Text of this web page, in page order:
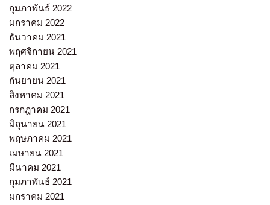
กุมภาพันธ์ 2022
มกราคม 2022
ธันวาคม 2021
พฤศจิกายน 2021
ตุลาคม 2021
กันยายน 2021
สิงหาคม 2021
กรกฎาคม 2021
มิถุนายน 2021
พฤษภาคม 2021
เมษายน 2021
มีนาคม 2021
กุมภาพันธ์ 2021
มกราคม 2021